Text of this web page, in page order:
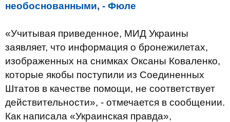
необоснованными, - Фюле
«Учитывая приведенное, МИД Украины
заявляет, что информация о бронежилетах,
изображенных на снимках Оксаны Коваленко,
которые якобы поступили из Соединенных
Штатов в качестве помощи, не соответствует
действительности», - отмечается в сообщении.
Как написала «Украинская правда»,